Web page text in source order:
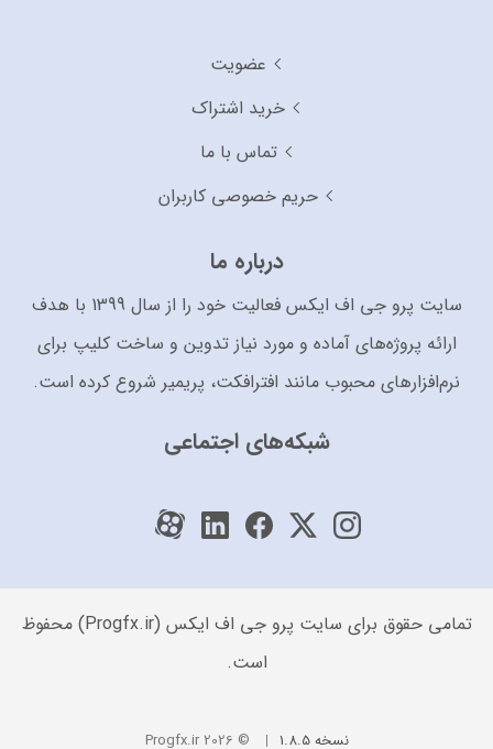
عضویت
خرید اشتراک
تماس با ما
حریم خصوصی کاربران
درباره ما
سایت پرو جی اف ایکس فعالیت خود را از سال 1399 با هدف
ارائه پروژه‌های آماده و مورد نیاز تدوین و ساخت کلیپ برای
نرم‌افزارهای محبوب مانند افترافکت، پریمیر شروع کرده است.
شبکه‌های اجتماعی
تمامی حقوق برای سایت پرو جی اف ایکس (Progfx.ir) محفوظ
است.
نسخه 1.8.5 © 2026 Progfx.ir